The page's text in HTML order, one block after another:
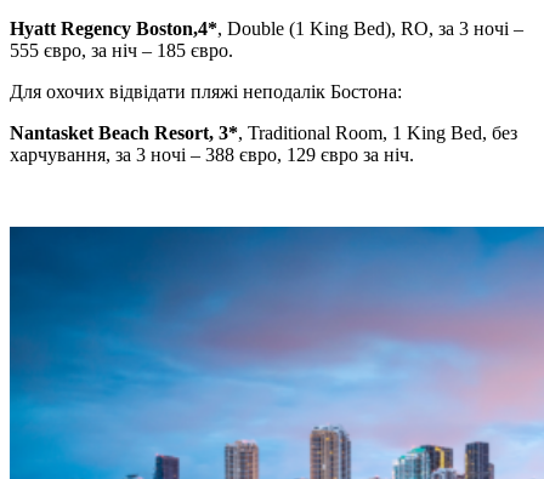
Hyatt Regency Boston,4*, Double (1 King Bed), RO, за 3 ночі –
555 євро, за ніч – 185 євро.
Для охочих відвідати пляжі неподалік Бостона:
Nantasket Beach Resort, 3*, Traditional Room, 1 King Bed, без
харчування, за 3 ночі – 388 євро, 129 євро за ніч.